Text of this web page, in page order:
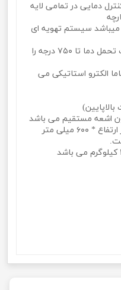
دمایی در تمامی لایه
سیستم تهویه ای
لامپ داخلی هم نسوز و قابلیت تحمل دما تا ۷۵۰ درجه را
الکترو استاتیکی می
اشعه مستقیم می باشد
ابعاد به کار رفته ۴۱۰ میلی متر ارتفاع * ۶۰۰ میلی متر